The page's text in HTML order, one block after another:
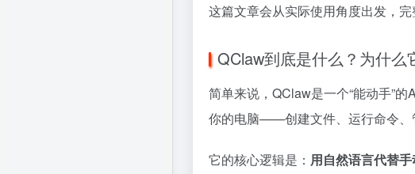
这篇文章会从实际使用角度出发，
QClaw到底是什么？为什
简单来说，QClaw是一个“能动手”
你的电脑——创建文件、运行命令、
它的核心逻辑是： 用自然语言代替